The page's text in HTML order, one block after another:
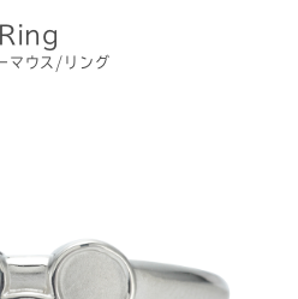
Ring
マウス/リング